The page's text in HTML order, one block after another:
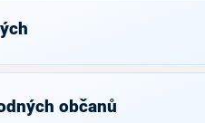
občanů